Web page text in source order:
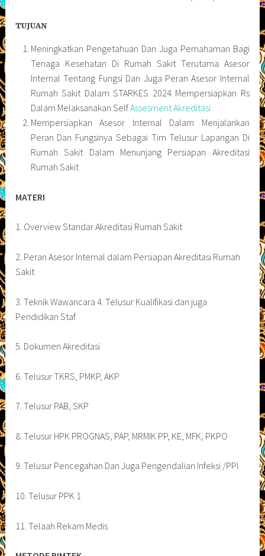
TUJUAN
Meningkatkan Pengetahuan Dan Juga Pemahaman Bagi
Tenaga Kesehatan Di Rumah Sakit Terutama Asesor
Internal Tentang Fungsi Dan Juga Peran Asesor Internal
Rumah Sakit Dalam STARKES 2024 Mempersiapkan Rs
Dalam Melaksanakan SelfAssesment Akreditasi
Mempersiapkan Asesor Internal Dalam Menjalankan
Peran Dan Fungsinya Sebagai Tim Telusur Lapangan Di
Rumah Sakit Dalam Menunjang Persiapan Akreditasi
Rumah Sakit
MATERI
1. Overview Standar Akreditasi Rumah Sakit
2. Peran Asesor Internal dalam Persiapan Akreditasi Rumah
Sakit
3. Teknik Wawancara 4. Telusur Kualifikasi dan juga
Pendidikan Staf
5. Dokumen Akreditasi
6. Telusur TKRS, PMKP, AKP
7. Telusur PAB, SKP
8. Telusur HPK PROGNAS, PAP, MRMIK PP, KE, MFK, PKPO
9. Telusur Pencegahan Dan Juga Pengendalian Infeksi /PPI
10. Telusur PPK 1
11. Telaah Rekam Medis